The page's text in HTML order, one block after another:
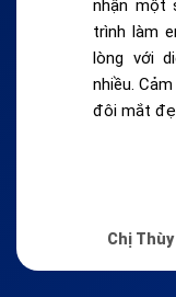
nhận một
trình làm
lòng với
nhiều.
đôi mắt
Chị